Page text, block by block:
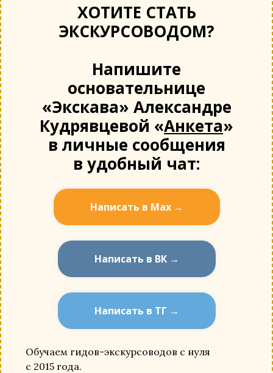
ХОТИТЕ СТАТЬ
ЭКСКУРСОВОДОМ?
Напишите
основательнице
«Экскава» Александре
Кудрявцевой «Анкета»
в личные сообщения
в удобный чат:
Написать в Мах →
Написать в ВК →
Написать в ТГ →
Обучаем гидов-экскурсоводов с нуля
с 2015 года.